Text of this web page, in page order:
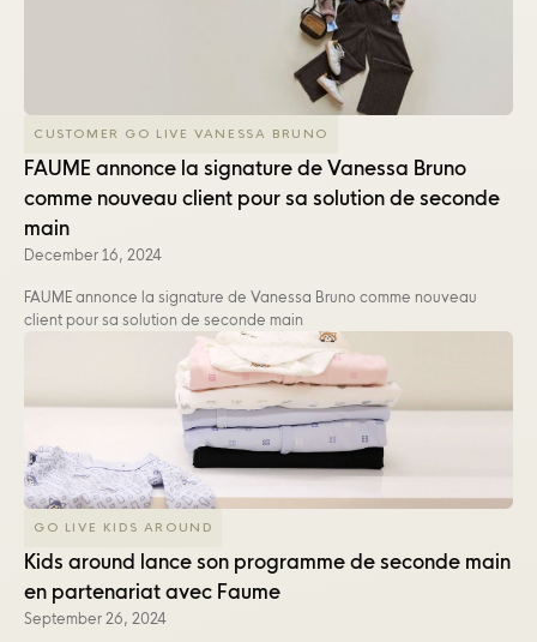
CUSTOMER GO LIVE VANESSA BRUNO
FAUME annonce la signature de Vanessa Bruno
comme nouveau client pour sa solution de seconde
main
December 16, 2024
FAUME annonce la signature de Vanessa Bruno comme nouveau
client pour sa solution de seconde main
GO LIVE KIDS AROUND
Kids around lance son programme de seconde main
en partenariat avec Faume
September 26, 2024